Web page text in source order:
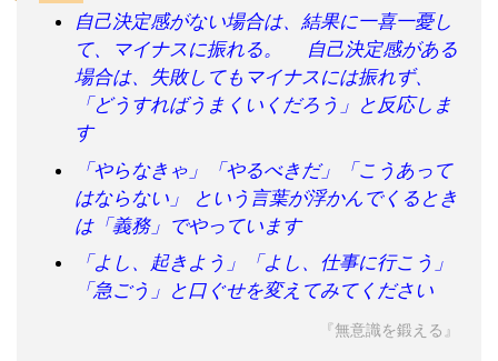
自己決定感がない場合は、結果に一喜一憂し
て、マイナスに振れる。 自己決定感がある
場合は、失敗してもマイナスには振れず、
「どうすればうまくいくだろう」と反応しま
す
「やらなきゃ」「やるべきだ」「こうあって
はならない」 という言葉が浮かんでくるとき
は「義務」でやっています
「よし、起きよう」「よし、仕事に行こう」
「急ごう」と口ぐせを変えてみてください
『無意識を鍛える』